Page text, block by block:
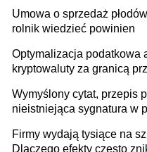
Umowa o sprzedaż
rolnik wiedzieć powinien
Optymalizacja podatkowa
kryptowaluty za granicą
Wymyślony cytat, przepis
nieistniejąca sygnatura w
firmie
Firmy wydają tysiące na
Dlaczego efekty często